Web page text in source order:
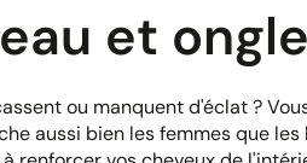
et
ou manquent d'éclat ?
aussi bien les femmes que les